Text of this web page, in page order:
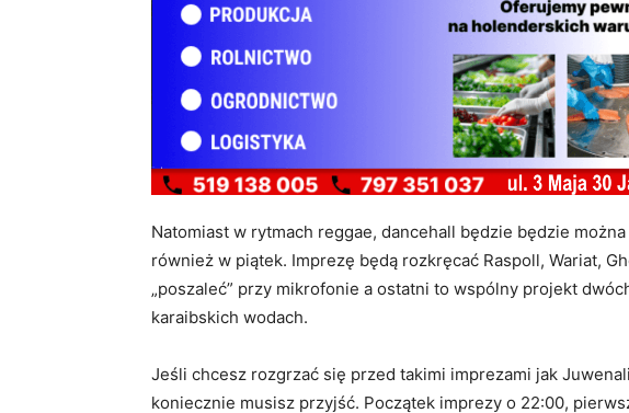
Natomiast w rytmach reggae, dancehall będzie będzie
również w piątek. Imprezę będą rozkręcać Raspoll, Wariat,
„poszaleć” przy mikrofonie a ostatni to wspólny projekt
karaibskich wodach.
Jeśli chcesz rozgrzać się przed takimi imprezami jak
koniecznie musisz przyjść. Początek imprezy o 22:00,